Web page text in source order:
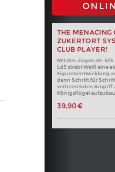
THE MENACING
ZUKERTORT
CLUB PLAYER!
Mit den Zügen
Ld3 strebt Weiß eine
Figurenentwicklung
dann Schritt für
verheerenden Angriff
Königsflügel
39,90 €